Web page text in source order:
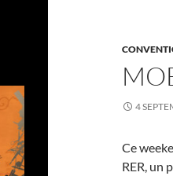
4
Ce
RER, un